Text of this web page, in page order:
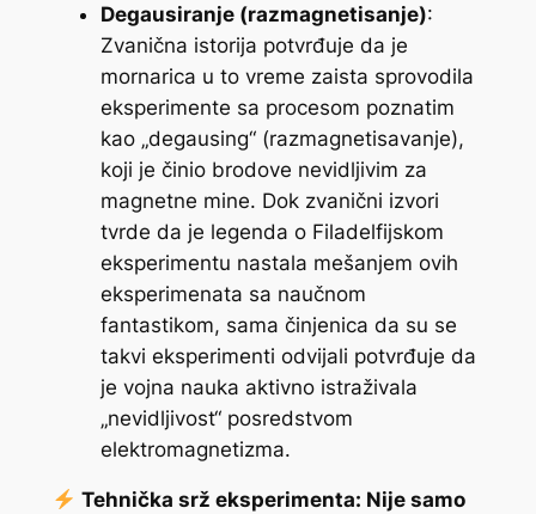
Degausiranje (razmagnetisanje):
Zvanična istorija potvrđuje da je
mornarica u to vreme zaista sprovodila
eksperimente sa procesom poznatim
kao „degausing“ (razmagnetisavanje),
koji je činio brodove nevidljivim za
magnetne mine. Dok zvanični izvori
tvrde da je legenda o Filadelfijskom
eksperimentu nastala mešanjem ovih
eksperimenata sa naučnom
fantastikom, sama činjenica da su se
takvi eksperimenti odvijali potvrđuje da
je vojna nauka aktivno istraživala
„nevidljivost“ posredstvom
elektromagnetizma.
Tehnička srž eksperimenta: Nije samo